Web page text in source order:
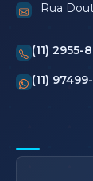
Rua
(11) 2955-
(11)